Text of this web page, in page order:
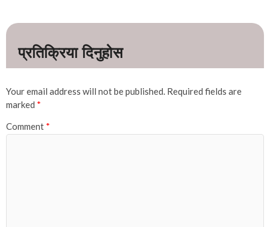
Your email address will not be published. Required fields are
marked *
Comment *